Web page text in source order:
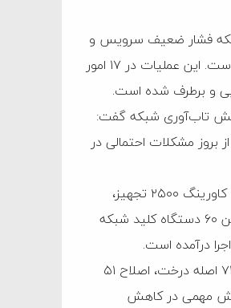
از شبکه فشار متوسط و ۳۵ کیلومتر از شبکه فشار ضعیف سرویس و
پایش شده و همچنین ۴۰ فیدر ۲۰ کیلوولت مورد بررسی و اقدامات اصلاحی قرار گرفته است. این عملیات در ۱۷ امور
تاب‌آوری شبکه گفت:
بروز مشکلات احتمالی در
وی با اشاره به اقدامات انجام‌شده در بخش تجهیزات افزود: در قالب طرح سامان، عملیات کاورینگ ۲۵۰۰ تجهیز،
سرویس ۹۸ دستگاه پست هوایی و ۲۵۰ دستگاه پست زمینی انجام شده است. همچنین ۶۰ دستگاه کلید شبکه
وی خاطرنشان کرد: از دیگر اقدامات انجام‌شده در این طرح می‌توان به هرس و شاخه‌زنی ۷۱۰ اصله درخت، اصلاح ۵۱
کرد که نقش مهمی در کاهش